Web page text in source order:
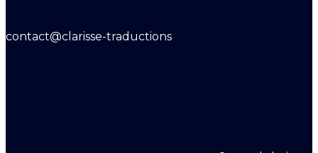
contact@clarisse-traductions